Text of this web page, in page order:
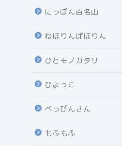
にっぽん百名山
ねほりんぱほりん
ひとモノガタリ
ひよっこ
べっぴんさん
もふもふ